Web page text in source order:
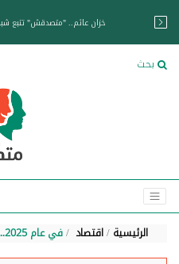
خزان عائم.. "متصدقش" تتبع
بحث
الرئيسية اقتصاد في عام 2025.. هكذا أصبح وضع سوق العمل؟